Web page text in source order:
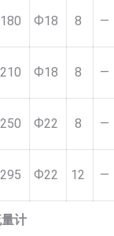
Ф18 8 —
Ф18 8 —
Ф22 8 —
Ф22 12 —
计